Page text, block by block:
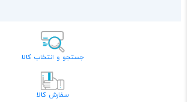
جستجو و انتخاب کالا
سفارش کالا